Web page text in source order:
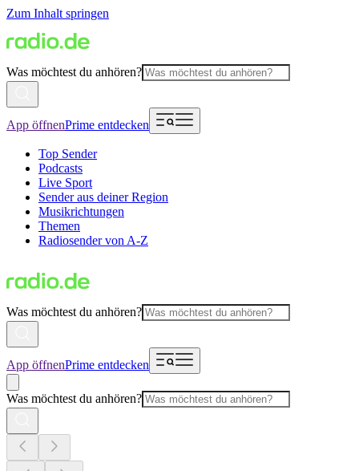
Zum Inhalt springen
Was möchtest du anhören?
App öffnenPrime entdecken
Top Sender
Podcasts
Live Sport
Sender aus deiner Region
Musikrichtungen
Themen
Radiosender von A-Z
Was möchtest du anhören?
App öffnenPrime entdecken
Was möchtest du anhören?